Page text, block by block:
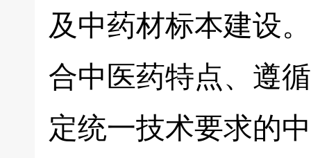
及中药材标本建设
合中医药特点、遵
定统一技术要求的